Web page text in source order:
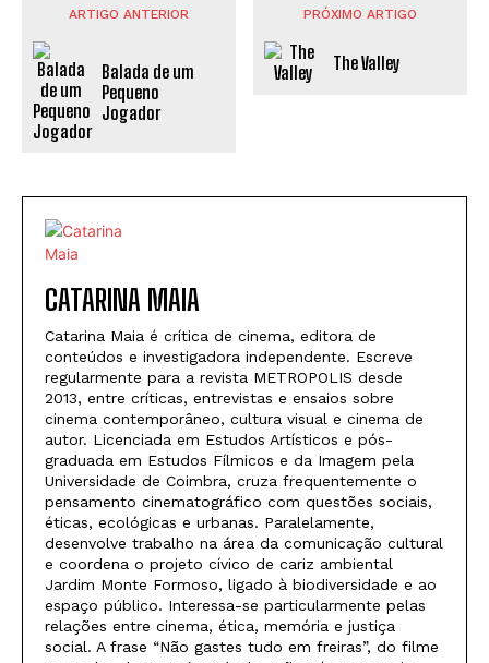
ARTIGO ANTERIOR
Balada de um
Pequeno
Jogador
PRÓXIMO ARTIGO
The Valley
CATARINA MAIA
Catarina Maia é crítica de cinema, editora de
conteúdos e investigadora independente. Escreve
regularmente para a revista METROPOLIS desde
2013, entre críticas, entrevistas e ensaios sobre
cinema contemporâneo, cultura visual e cinema de
autor. Licenciada em Estudos Artísticos e pós-
graduada em Estudos Fílmicos e da Imagem pela
Universidade de Coimbra, cruza frequentemente o
pensamento cinematográfico com questões sociais,
éticas, ecológicas e urbanas. Paralelamente,
desenvolve trabalho na área da comunicação cultural
e coordena o projeto cívico de cariz ambiental
Jardim Monte Formoso, ligado à biodiversidade e ao
espaço público. Interessa-se particularmente pelas
relações entre cinema, ética, memória e justiça
social. A frase “Não gastes tudo em freiras”, do filme